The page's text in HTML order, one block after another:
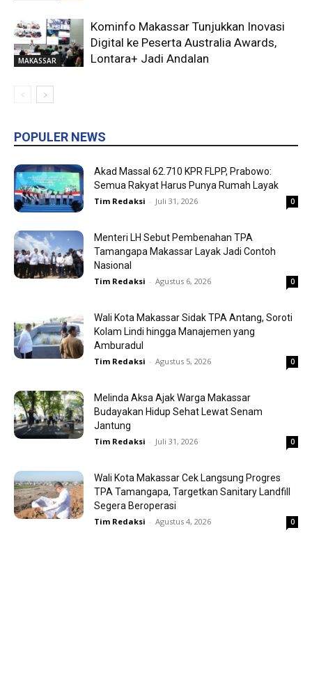
MAKASSAR
Kominfo Makassar Tunjukkan Inovasi
Digital ke Peserta Australia Awards,
Lontara+ Jadi Andalan
POPULER NEWS
Akad Massal 62.710 KPR FLPP, Prabowo:
Semua Rakyat Harus Punya Rumah Layak
Tim Redaksi - Juli 31, 2026 0
Menteri LH Sebut Pembenahan TPA
Tamangapa Makassar Layak Jadi Contoh
Nasional
Tim Redaksi - Agustus 6, 2026 0
Wali Kota Makassar Sidak TPA Antang, Soroti
Kolam Lindi hingga Manajemen yang
Amburadul
Tim Redaksi - Agustus 5, 2026 0
Melinda Aksa Ajak Warga Makassar
Budayakan Hidup Sehat Lewat Senam
Jantung
Tim Redaksi - Juli 31, 2026 0
Wali Kota Makassar Cek Langsung Progres
TPA Tamangapa, Targetkan Sanitary Landfill
Segera Beroperasi
Tim Redaksi - Agustus 4, 2026 0